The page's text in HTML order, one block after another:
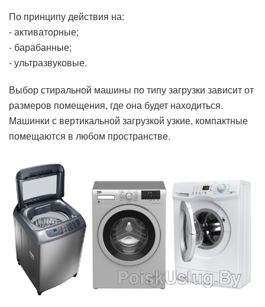
По принципу действия на:
- активаторные;
- барабанные;
- ультразвуковые.
Выбор стиральной машины по типу загрузки зависит от
размеров помещения, где она будет находиться.
Машинки с вертикальной загрузкой узкие, компактные
помещаются в любом пространстве.